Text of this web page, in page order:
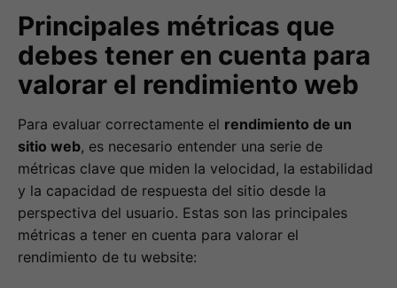
Principales métricas que
debes tener en cuenta para
valorar el rendimiento web
Para evaluar correctamente el rendimiento de un
sitio web, es necesario entender una serie de
métricas clave que miden la velocidad, la estabilidad
y la capacidad de respuesta del sitio desde la
perspectiva del usuario. Estas son las principales
métricas a tener en cuenta para valorar el
rendimiento de tu website: